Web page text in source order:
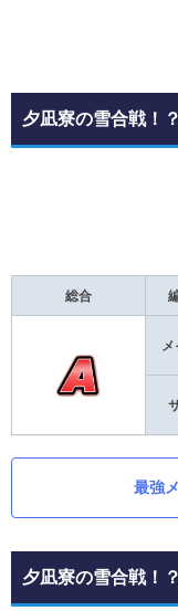
夕凪寮の雪合戦！
総合
最強
夕凪寮の雪合戦！